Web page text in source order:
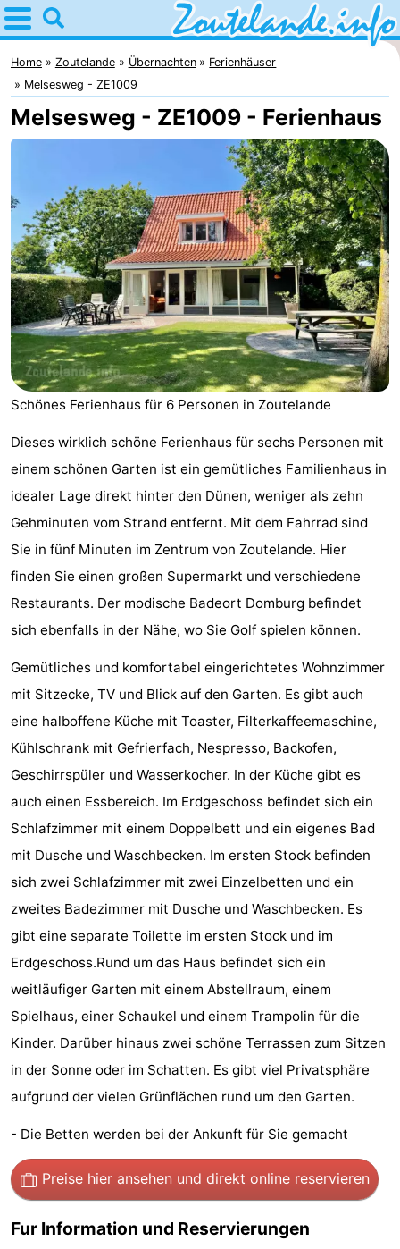
Home
Zoutelande
Tipps
Für
Webcam
Langstraat
Webcam
Strand
Übernachten
Appartements
-
Zoutelande
Duinflat
-
Duinoord
-
Duinweg
18
-
Kurhaus
-
Residentie
Soutelande
Campingplätze
Ferienhäuser
-
De
Zandput
-
Duinzicht
-
Joossesweg
-
Kustlicht
-
Meerpaal
-
Strandcamping
Valkenisse
-
Zee,
Bos
en
Duin
Hotels
Zimmer
(mit
Frühstück)
Lastminutes
Strand
&
tun
-
Museen
-
Home Zoutelande Übernachten
Ferienhäuser
Melsesweg - ZE1009
Melsesweg - ZE1009 - Ferienhaus
Schönes Ferienhaus für 6 Personen in Zoutelande
Dieses wirklich schöne Ferienhaus für sechs Personen mit
einem schönen Garten ist ein gemütliches Familienhaus in
idealer Lage direkt hinter den Dünen, weniger als zehn
Gehminuten vom Strand entfernt. Mit dem Fahrrad sind
Sie in fünf Minuten im Zentrum von Zoutelande. Hier
finden Sie einen großen Supermarkt und verschiedene
Restaurants. Der modische Badeort Domburg befindet
sich ebenfalls in der Nähe, wo Sie Golf spielen können.
Gemütliches und komfortabel eingerichtetes Wohnzimmer
mit Sitzecke, TV und Blick auf den Garten. Es gibt auch
eine halboffene Küche mit Toaster, Filterkaffeemaschine,
Kühlschrank mit Gefrierfach, Nespresso, Backofen,
Geschirrspüler und Wasserkocher. In der Küche gibt es
auch einen Essbereich. Im Erdgeschoss befindet sich ein
Schlafzimmer mit einem Doppelbett und ein eigenes Bad
mit Dusche und Waschbecken. Im ersten Stock befinden
sich zwei Schlafzimmer mit zwei Einzelbetten und ein
zweites Badezimmer mit Dusche und Waschbecken. Es
gibt eine separate Toilette im ersten Stock und im
Erdgeschoss.Rund um das Haus befindet sich ein
weitläufiger Garten mit einem Abstellraum, einem
Spielhaus, einer Schaukel und einem Trampolin für die
Kinder. Darüber hinaus zwei schöne Terrassen zum Sitzen
in der Sonne oder im Schatten. Es gibt viel Privatsphäre
aufgrund der vielen Grünflächen rund um den Garten.
- Die Betten werden bei der Ankunft für Sie gemacht
Preise hier ansehen und direkt online reservieren
Fur Information und Reservierungen